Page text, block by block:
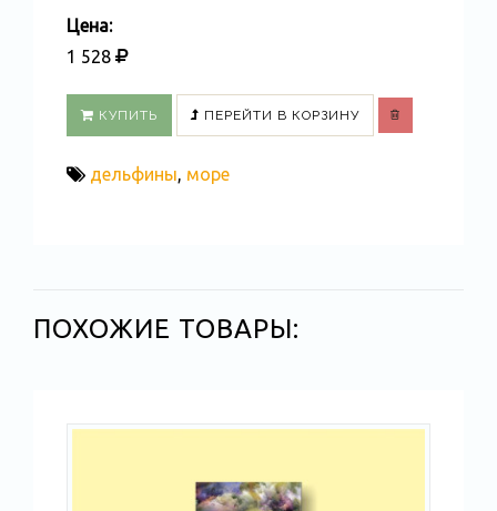
Цена:
1 528
КУПИТЬ ПЕРЕЙТИ В КОРЗИНУ
дельфины, море
ПОХОЖИЕ ТОВАРЫ: